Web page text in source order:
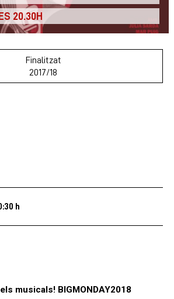
20.30H
Finalitzat
2017/18
h
musicals! BIGMONDAY2018